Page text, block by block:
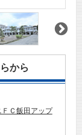
から
ＦＣ飯田アップ